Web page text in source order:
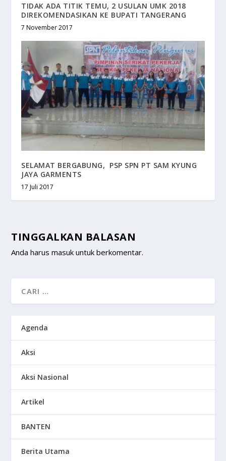
TIDAK ADA TITIK TEMU, 2 USULAN UMK 2018
DIREKOMENDASIKAN KE BUPATI TANGERANG
7 November 2017
SELAMAT BERGABUNG, PSP SPN PT SAM KYUNG
JAYA GARMENTS
17 Juli 2017
TINGGALKAN BALASAN
Anda harusmasuk untuk berkomentar.
Agenda
Aksi
Aksi Nasional
Artikel
BANTEN
Berita Utama